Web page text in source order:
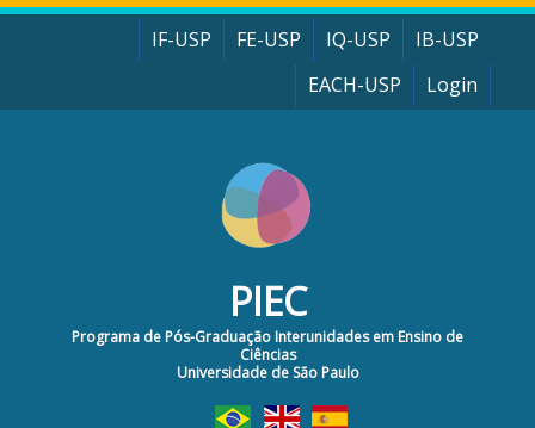
Pular para o conteúdo principal
IF-USP FE-USP IQ-USP
IB-USP
EACH-USP
Login
PIEC
Programa de Pós-Graduação Interunidades em Ensino de
Ciências
Universidade de São Paulo